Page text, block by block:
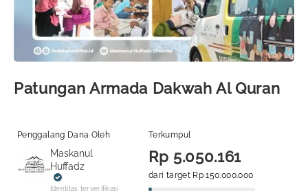
Patungan Armada Dakwah Al Quran
Penggalang Dana Oleh
Maskanul
Huffadz
Identitas terverifikasi
Terkumpul
Rp 5.050.161
dari target Rp 150.000.000